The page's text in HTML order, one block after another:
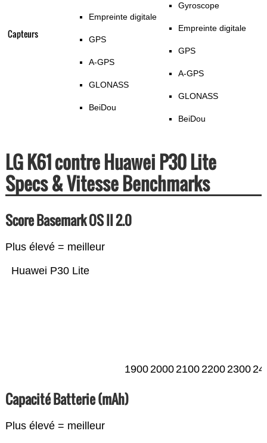
Capteurs
Empreinte digitale
GPS
A-GPS
GLONASS
BeiDou
Gyroscope
Empreinte digitale
GPS
A-GPS
GLONASS
BeiDou
LG K61 contre Huawei P30 Lite
Specs & Vitesse Benchmarks
Score Basemark OS II 2.0
Plus élevé = meilleur
Huawei P30 Lite
19002000210022002300
Capacité Batterie (mAh)
Plus élevé = meilleur